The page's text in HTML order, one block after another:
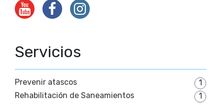
Servicios
Prevenir atascos
1
Rehabilitación de Saneamientos
1